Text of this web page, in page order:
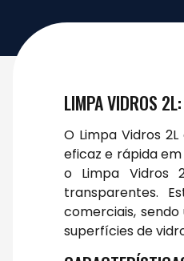
LIMPA VIDROS
O Limpa Vidros
eficaz e rápida
o Limpa Vidros
transparentes.
comerciais,
superfícies de